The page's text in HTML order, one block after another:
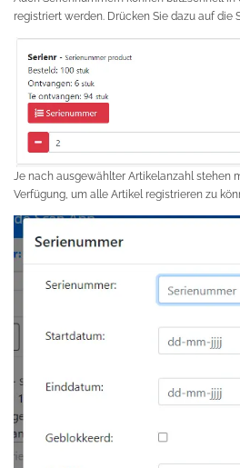
registriert werden. Drücken Sie dazu auf die
Je nach ausgewählter Artikelanzahl stehen
Verfügung, um alle Artikel registrieren zu